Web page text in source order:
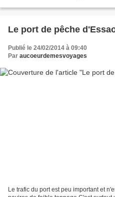
Le port de pêche
Publié le 24/02/2014 à 09:40
Par aucoeurdemesvoyages
Le trafic du port est peu important et